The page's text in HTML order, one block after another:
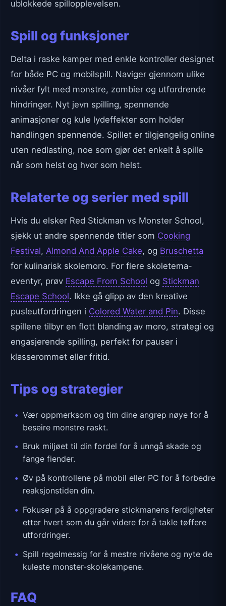
ublokkede spillopplevelsen.
Spill og funksjoner
Delta i raske kamper med enkle kontroller designet
for både PC og mobilspill. Naviger gjennom ulike
nivåer fylt med monstre, zombier og utfordrende
hindringer. Nyt jevn spilling, spennende
animasjoner og kule lydeffekter som holder
handlingen spennende. Spillet er tilgjengelig online
uten nedlasting, noe som gjør det enkelt å spille
når som helst og hvor som helst.
Relaterte og serier med spill
Hvis du elsker Red Stickman vs Monster School,
sjekk ut andre spennende titler som Cooking
Festival, Almond And Apple Cake, og Bruschetta
for kulinarisk skolemoro. For flere skoletema-
eventyr, prøv Escape From School og Stickman
Escape School. Ikke gå glipp av den kreative
pusleutfordringen i Colored Water and Pin. Disse
spillene tilbyr en flott blanding av moro, strategi og
engasjerende spilling, perfekt for pauser i
klasserommet eller fritid.
Tips og strategier
Vær oppmerksom og tim dine angrep nøye for å
beseire monstre raskt.
Bruk miljøet til din fordel for å unngå skade og
fange fiender.
Øv på kontrollene på mobil eller PC for å forbedre
reaksjonstiden din.
Fokuser på å oppgradere stickmanens ferdigheter
etter hvert som du går videre for å takle tøffere
utfordringer.
Spill regelmessig for å mestre nivåene og nyte de
kuleste monster-skolekampene.
FAQ